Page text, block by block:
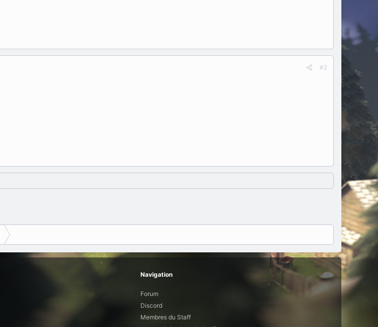
#2
Navigation
Forum
Discord
Membres du Staff